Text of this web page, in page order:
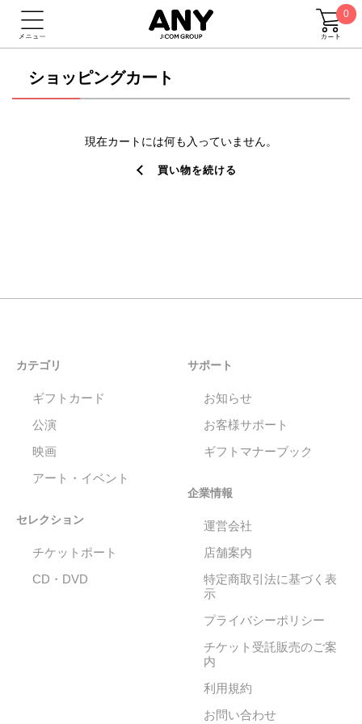
0
ショッピングカート
現在カートには何も入っていません。
買い物を続ける
カテゴリ
ギフトカード
公演
映画
アート・イベント
セレクション
チケットポート
CD・DVD
サポート
お知らせ
お客様サポート
ギフトマナーブック
企業情報
運営会社
店舗案内
特定商取引法に基づく表
示
プライバシーポリシー
チケット受託販売のご案
内
利用規約
お問い合わせ